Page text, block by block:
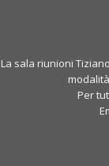
La sala riunioni
Per